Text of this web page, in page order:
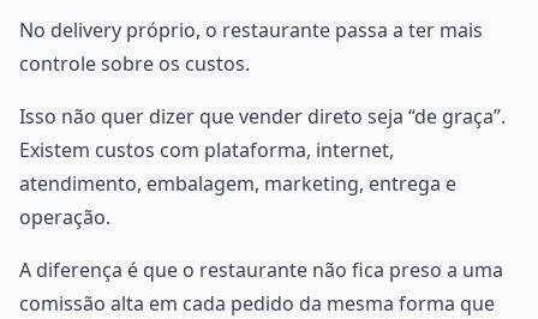
No delivery próprio, o restaurante passa a ter mais
controle sobre os custos.
Isso não quer dizer que vender direto seja “de graça”.
Existem custos com plataforma, internet,
atendimento, embalagem, marketing, entrega e
operação.
A diferença é que o restaurante não fica preso a uma
comissão alta em cada pedido da mesma forma que